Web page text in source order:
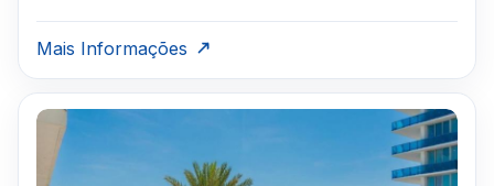
Mais Informações